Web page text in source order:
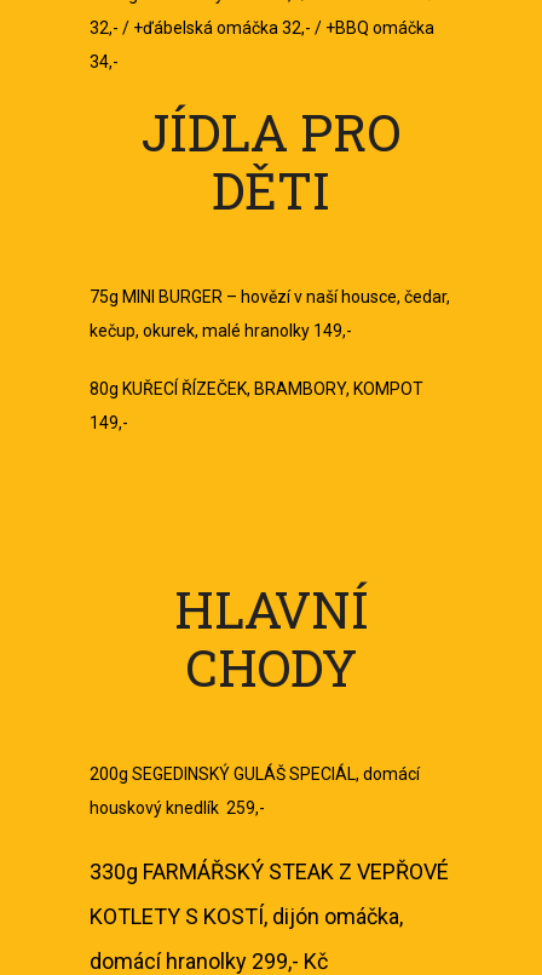
32,- / +ďábelská omáčka 32,- / +BBQ omáčka
34,-
JÍDLA PRO
DĚTI
75g MINI BURGER – hovězí v naší housce, čedar,
kečup, okurek, malé hranolky 149,-
80g KUŘECÍ ŘÍZEČEK, BRAMBORY, KOMPOT
149,-
HLAVNÍ
CHODY
200g SEGEDINSKÝ GULÁŠ SPECIÁL, domácí
houskový knedlík 259,-
330g FARMÁŘSKÝ STEAK Z VEPŘOVÉ
KOTLETY S KOSTÍ, dijón omáčka,
domácí hranolky 299,- Kč